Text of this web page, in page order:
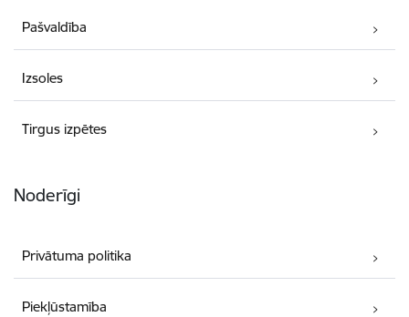
Pašvaldība
Izsoles
Tirgus izpētes
Noderīgi
Privātuma politika
Piekļūstamība